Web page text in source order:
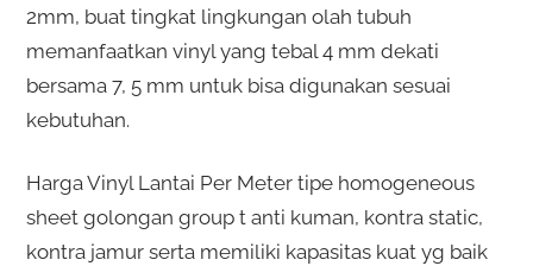
2mm, buat tingkat lingkungan olah tubuh
memanfaatkan vinyl yang tebal 4 mm dekati
bersama 7, 5 mm untuk bisa digunakan sesuai
kebutuhan.
Harga Vinyl Lantai Per Meter tipe homogeneous
sheet golongan group t anti kuman, kontra static,
kontra jamur serta memiliki kapasitas kuat yg baik